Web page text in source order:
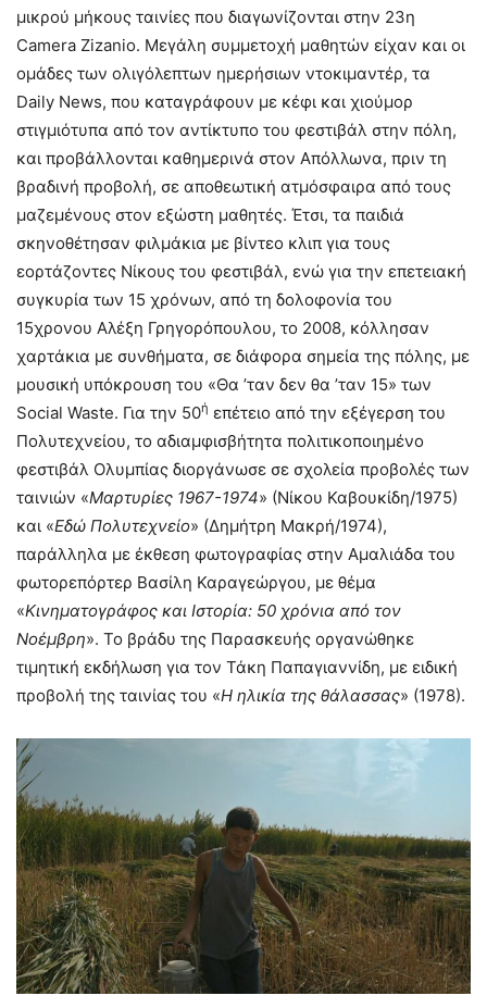
μικρού μήκους ταινίες που διαγωνίζονται στην 23η
Camera Zizanio. Μεγάλη συμμετοχή μαθητών είχαν και οι
ομάδες των ολιγόλεπτων ημερήσιων ντοκιμαντέρ, τα
Daily News, που καταγράφουν με κέφι και χιούμορ
στιγμιότυπα από τον αντίκτυπο του φεστιβάλ στην πόλη,
και προβάλλονται καθημερινά στον Απόλλωνα, πριν τη
βραδινή προβολή, σε αποθεωτική ατμόσφαιρα από τους
μαζεμένους στον εξώστη μαθητές. Έτσι, τα παιδιά
σκηνοθέτησαν φιλμάκια με βίντεο κλιπ για τους
εορτάζοντες Νίκους του φεστιβάλ, ενώ για την επετειακή
συγκυρία των 15 χρόνων, από τη δολοφονία του
15χρονου Αλέξη Γρηγορόπουλου, το 2008, κόλλησαν
χαρτάκια με συνθήματα, σε διάφορα σημεία της πόλης, με
μουσική υπόκρουση του «Θα ’ταν δεν θα ’ταν 15» των
Social Waste. Για την 50ή επέτειο από την εξέγερση του
Πολυτεχνείου, το αδιαμφισβήτητα πολιτικοποιημένο
φεστιβάλ Ολυμπίας διοργάνωσε σε σχολεία προβολές των
ταινιών «Μαρτυρίες 1967-1974» (Νίκου Καβουκίδη/1975)
και «Εδώ Πολυτεχνείο» (Δημήτρη Μακρή/1974),
παράλληλα με έκθεση φωτογραφίας στην Αμαλιάδα του
φωτορεπόρτερ Βασίλη Καραγεώργου, με θέμα
«Κινηματογράφος και Ιστορία: 50 χρόνια από τον
Νοέμβρη». Το βράδυ της Παρασκευής οργανώθηκε
τιμητική εκδήλωση για τον Τάκη Παπαγιαννίδη, με ειδική
προβολή της ταινίας του «Η ηλικία της θάλασσας» (1978).